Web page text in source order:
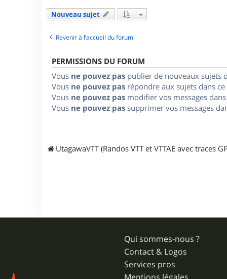
Nouveau sujet
Revenir à l’accueil du forum
PERMISSIONS DU FORUM
Vous ne pouvez pas publier de nouveaux sujets
Vous ne pouvez pas répondre aux sujets dans
Vous ne pouvez pas modifier vos messages
Vous ne pouvez pas supprimer vos messages
UtagawaVTT (Randos VTT et VTTAE avec traces
Qui sommes-nous ?
Contact & Logos
Services pros